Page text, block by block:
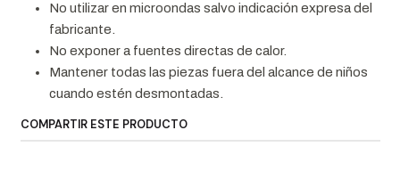
No utilizar en microondas salvo indicación expresa del
fabricante.
No exponer a fuentes directas de calor.
Mantener todas las piezas fuera del alcance de niños
cuando estén desmontadas.
COMPARTIR ESTE PRODUCTO